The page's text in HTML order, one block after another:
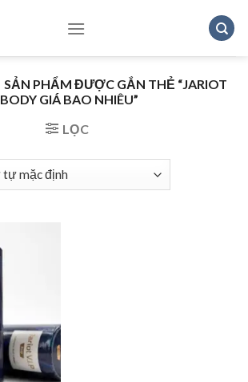
SẢN PHẨM ĐƯỢC GẮN THẺ “JARIOT
BODY GIÁ BAO NHIÊU”
LỌC